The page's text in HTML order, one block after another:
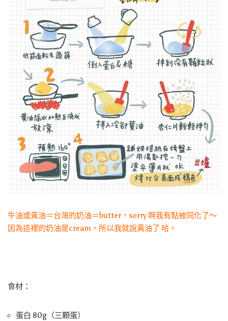
牛油或黃油＝台灣的奶油＝butter，sorry 啊我有點被同化了～
因為這裡的奶油是cream，所以我就說黃油了 哈。
食材：
蛋白 80g（三顆蛋）